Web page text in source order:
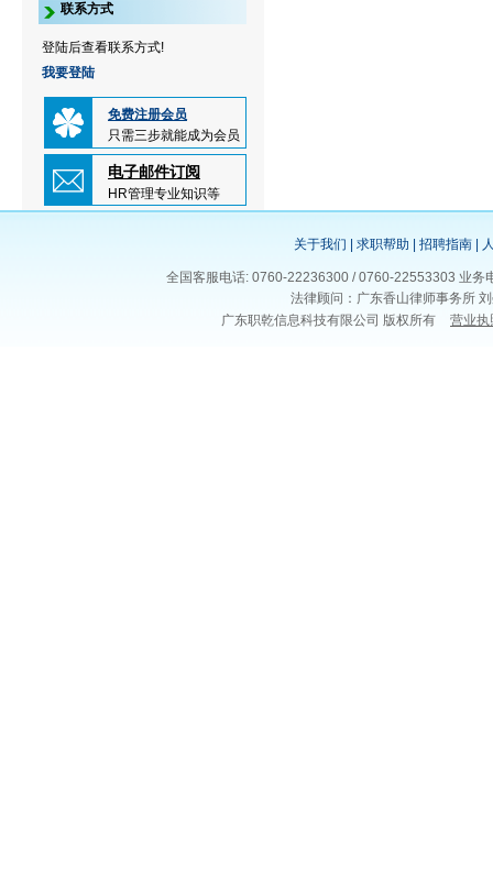
联系方式
登陆后查看联系方式!
我要登陆
免费注册会员
只需三步就能成为会员
电子邮件订阅
HR管理专业知识等
关于我们 求职帮助 招聘指南
全国客服电话: 0760-22236300 / 0760-22553303 业
法律顾问：广东香山律师事务所
广东职乾信息科技有限公司 版权所有
营业执